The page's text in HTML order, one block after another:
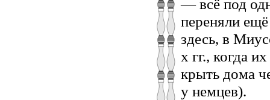
— всё под
переняли
здесь, в
х гг., когда
крыть дома
у немцев).